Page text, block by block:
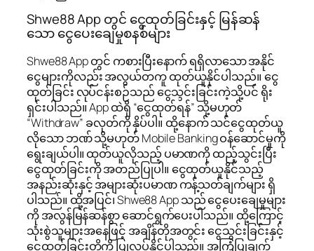
Shwe88 App တွင် ငွေထုတ်ခြင်းနှင့် မြန်ဆန်
သော ငွေပေးချေမှုစနစ်များ
Shwe88 App တွင် ကစားပြီးနောက် ရရှိလာသော အနိုင်
ငွေများကိုလည်း အလွယ်တကူ ထုတ်ယူနိုင်ပါသည်။ ငွေ
ထုတ်ခြင်း လုပ်ငန်းစဉ်သည် ငွေသွင်းခြင်းကဲ့သို့ပင် ရိုး
ရှင်းပါသည်။ App ထဲရှိ “ငွေထုတ်ရန်” သို့မဟုတ်
“Withdraw” ခလုတ်ကို နှိပ်ပါ။ ထို့နောက် သင်ငွေထုတ်ယူ
လိုသော ဘဏ် သို့မဟုတ် Mobile Banking ဝန်ဆောင်မှုကို
ရွေးချယ်ပါ။ ထုတ်ယူလိုသည့် ပမာဏကို ထည့်သွင်းပြီး
ငွေထုတ်ခြင်းကို အတည်ပြုပါ။ ငွေထုတ်ယူနိုင်သည့်
အနည်းဆုံးနှင့် အများဆုံးပမာဏ ကန့်သတ်ချက်များ ရှိ
ပါသည်။ ထို့အပြင်၊ Shwe88 App သည် ငွေပေးချေမှုများ
ကို အလွန်မြန်ဆန်စွာ ဆောင်ရွက်ပေးပါသည်။ ထို့ကြောင့်
သုံးစွဲသူများအနေဖြင့် အချိန်တိုအတွင်း ငွေသွင်းခြင်းနှင့်
ငွေထုတ်ခြင်းတို့ကို ပြုလုပ်နိုင်ပါသည်။ အကြံပြုချက်